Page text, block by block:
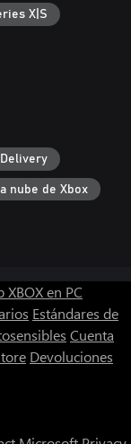
X|S
nube de Xbox
XBOX en PC
Estándares de
Cuenta
Devoluciones